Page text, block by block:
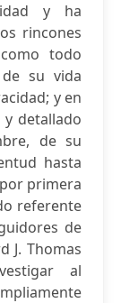
y ha
rincones
todo
su vida
y en
detallado
de su
hasta
primera
referente
de
J. Thomas
al